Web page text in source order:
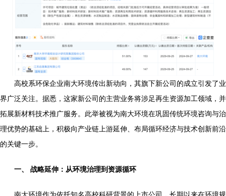
高校系环保企业南大环境传出新动向，其旗下新公司的成立引发了业
界广泛关注。据悉，这家新公司的主营业务将涉足再生资源加工领域，并
拓展新材料技术推广服务。此举被视为南大环境在巩固传统环境咨询与治
理优势的基础上，积极向产业链上游延伸、布局循环经济与技术创新前沿
的关键一步。
一、 战略延伸：从环境治理到资源循环